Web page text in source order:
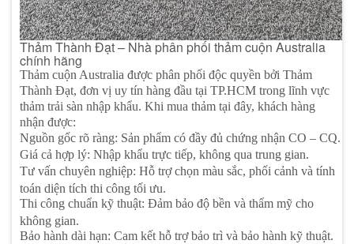
Thảm Thành Đạt – Nhà phân phối thảm cuộn Australia
chính hãng
Thảm cuộn Australia được phân phối độc quyền bởi Thảm
Thành Đạt, đơn vị uy tín hàng đầu tại TP.HCM trong lĩnh vực
thảm trải sàn nhập khẩu. Khi mua thảm tại đây, khách hàng
nhận được:
Nguồn gốc rõ ràng: Sản phẩm có đầy đủ chứng nhận CO – CQ.
Giá cả hợp lý: Nhập khẩu trực tiếp, không qua trung gian.
Tư vấn chuyên nghiệp: Hỗ trợ chọn màu sắc, phối cảnh và tính
toán diện tích thi công tối ưu.
Thi công chuẩn kỹ thuật: Đảm bảo độ bền và thẩm mỹ cho
không gian.
Bảo hành dài hạn: Cam kết hỗ trợ bảo trì và bảo hành kỹ thuật.